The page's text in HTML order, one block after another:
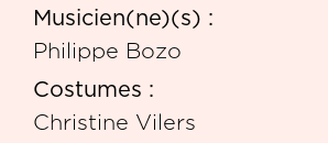
Musicien(ne)(s) :
Philippe Bozo
Costumes :
Christine Vilers